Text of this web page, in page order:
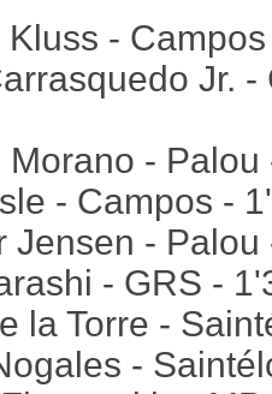
Kluss -
Jr.
Morano -
- Campos -
Jensen -
- GRS -
la Torre -
-